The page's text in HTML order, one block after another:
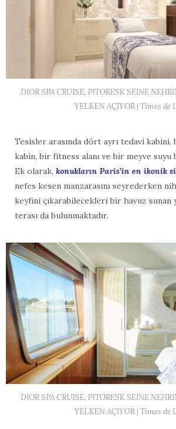
DIOR SPA CRUISE, PITORESK SEINE
YELKEN AÇIYOR | Times de
Tesisler arasında dört ayrı tedavi
kabin, bir fitness alanı ve bir meyve suyu
Ek olarak, konukların Paris’in en ikonik
nefes kesen manzarasını seyrederken
keyfini çıkarabilecekleri bir havuz sunan
terası da bulunmaktadır.
DIOR SPA CRUISE, PITORESK SEINE
YELKEN AÇIYOR | Times de